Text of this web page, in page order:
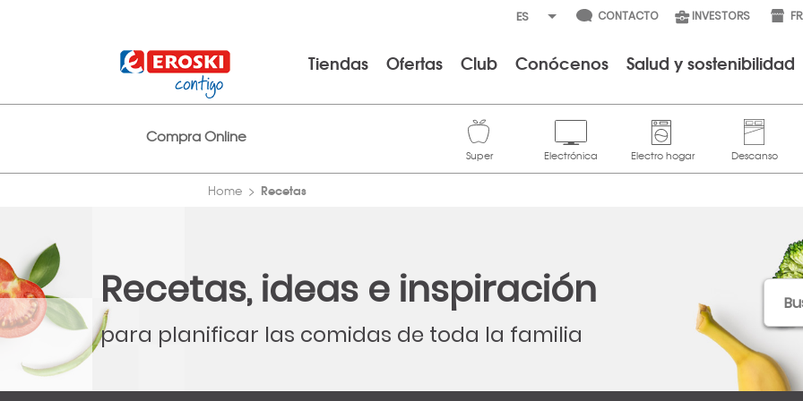
CONTACTO INVESTORS
Tiendas Ofertas Club Conócenos Salud y sostenibilidad
Compra Online
Home Recetas
Recetas, ideas e inspiración
para planificar las comidas de toda la familia